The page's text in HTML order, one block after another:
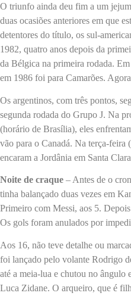
O triunfo ainda deu fim a um
duas ocasiões anteriores em que
detentores do título, os sul-
1982, quatro anos depois da
da Bélgica na primeira rodada.
em 1986 foi para Camarões.
Os argentinos, com três pontos,
segunda rodada do Grupo J. Na
(horário de Brasília), eles
vão para o Canadá. Na terça-feira
encaram a Jordânia em Santa
Noite de craque – Antes de o
tinha balançado duas vezes em
Primeiro com Messi, aos 5.
Os gols foram anulados por
Aos 16, não teve detalhe ou
foi lançado pelo volante Rodrigo
até a meia-lua e chutou no ângulo
Luca Zidane. O arqueiro, que é